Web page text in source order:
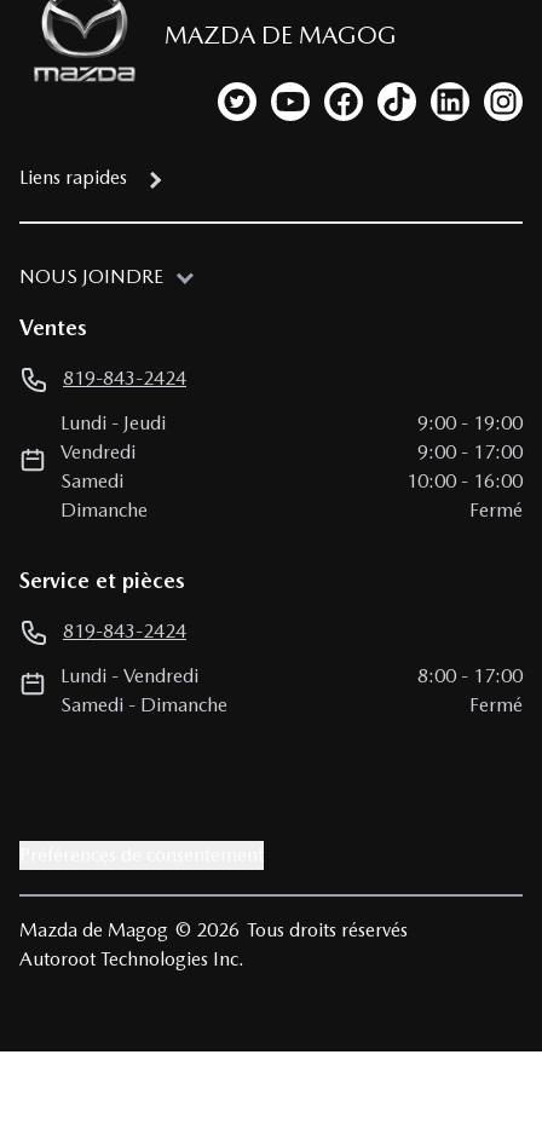
MAZDA DE MAGOG
Lien vers notre compte Twitter
Lien vers notre chaîne
Lien vers notre page
Lien vers notre
Lien vers
Lien
Liens rapides
NOUS JOINDRE
Ventes
819-843-2424
Lundi - Jeudi 9:00 - 19:00
Vendredi
9:00 - 17:00
Samedi
10:00 - 16:00
Dimanche
Fermé
Service et pièces
819-843-2424
Lundi -Vendredi 8:00 - 17:00
Samedi - Dimanche Fermé
Mazda de Magog © 2026 Tous droits réservés
Autoroot Technologies Inc.